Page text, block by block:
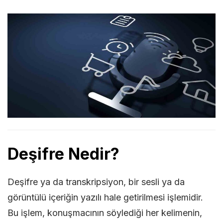
Deşifre Nedir?
Deşifre ya da transkripsiyon, bir sesli ya da
görüntülü içeriğin yazılı hale getirilmesi işlemidir.
Bu işlem, konuşmacının söylediği her kelimenin,